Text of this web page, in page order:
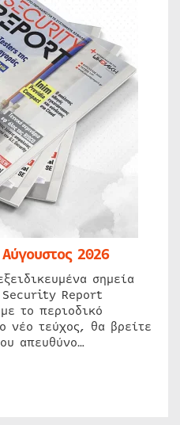
2026
σημεία
Security Report
το περιοδικό
νέο τεύχος, θα βρείτε
απευθύνο…